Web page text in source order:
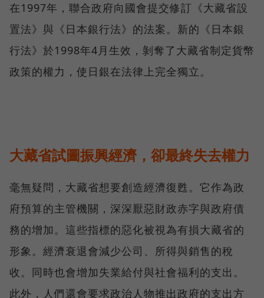
在1997年，聯合政府向國會提交修訂《大藏省設
置法》與《日本銀行法》的法案。新的《日本銀
行法》於1998年4月生效，剝奪了大藏省制定貨幣
政策的權力，使日銀在法律上完全獨立。
大藏省試圖振興經濟，卻最終失去權力
毫無疑問，大藏省想要創造經濟復甦。它作為政
府預算的主管機關，深深厭惡財政赤字與政府債
務的增加。這些指標的惡化被視為有損大藏省的
形象。經濟衰退會減少公司、所得與銷售的稅
收。同時也會增加失業給付與社會福利的支出。
此外，人們還會要求政治人物推出政府的支出方